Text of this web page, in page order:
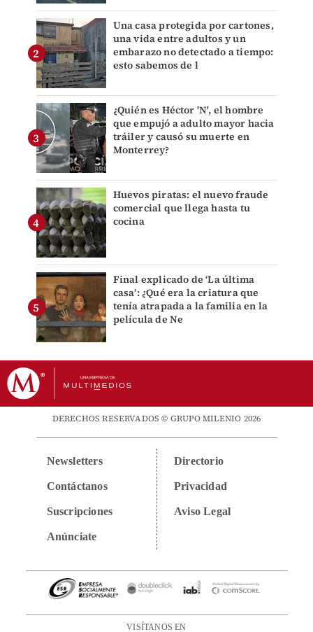
Una casa protegida por cartones,
una vida entre adultos y un
embarazo no detectado a tiempo:
esto sabemos de l
¿Quién es Héctor 'N', el hombre
que empujó a adulto mayor hacia
tráiler y causó su muerte en
Monterrey?
Huevos piratas: el nuevo fraude
comercial que llega hasta tu
cocina
Final explicado de ‘La última
casa’: ¿Qué era la criatura que
tenía atrapada a la familia en la
película de Ne
DERECHOS RESERVADOS © GRUPO MILENIO 2026
Newsletters
Contáctanos
Suscripciones
Anúnciate
Directorio
Privacidad
Aviso Legal
VISÍTANOS EN